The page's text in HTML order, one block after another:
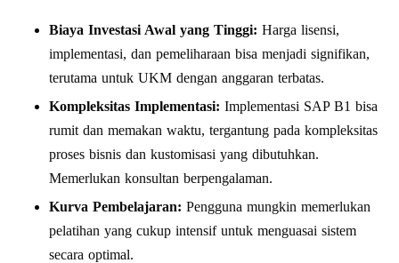
Biaya Investasi Awal yang Tinggi: Harga lisensi,
implementasi, dan pemeliharaan bisa menjadi signifikan,
terutama untuk UKM dengan anggaran terbatas.
Kompleksitas Implementasi: Implementasi SAP B1 bisa
rumit dan memakan waktu, tergantung pada kompleksitas
proses bisnis dan kustomisasi yang dibutuhkan.
Memerlukan konsultan berpengalaman.
Kurva Pembelajaran: Pengguna mungkin memerlukan
pelatihan yang cukup intensif untuk menguasai sistem
secara optimal.